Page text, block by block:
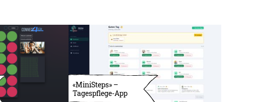
«MiniSteps» –
Tagespflege-App